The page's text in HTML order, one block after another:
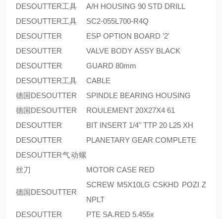
DESOUTTER工具
A/H HOUSING 90 STD DRILL
DESOUTTER工具
SC2-055L700-R4Q
DESOUTTER
ESP OPTION BOARD '2'
DESOUTTER
VALVE BODY ASSY BLACK
DESOUTTER
GUARD 80mm
DESOUTTER工具
CABLE
德国DESOUTTER
SPINDLE BEARING HOUSING
德国DESOUTTER
ROULEMENT 20X27X4 61
DESOUTTER
BIT INSERT 1/4" TTP 20 L25 XH
DESOUTTER
PLANETARY GEAR COMPLETE
DESOUTTER气动螺
丝刀
MOTOR CASE RED
德国DESOUTTER
SCREW M5X10LG CSKHD POZI Z
NPLT
DESOUTTER
PTE SA.RED 5.455x